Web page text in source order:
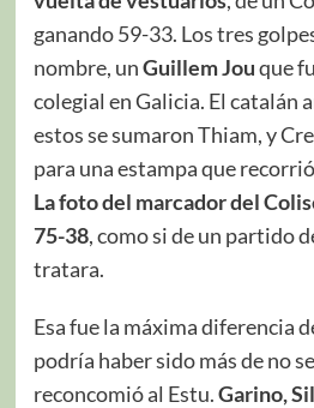
ganando 59-33. Los tres
nombre, unGuillem Jouque
colegial en Galicia. El catalán
estos se sumaron Thiam, y
para una estampa que
La foto del marcador del
75-38, como si de un partido
tratara.
Esa fue la máxima diferencia
podría haber sido más de no
reconcomió al Estu.Garino,